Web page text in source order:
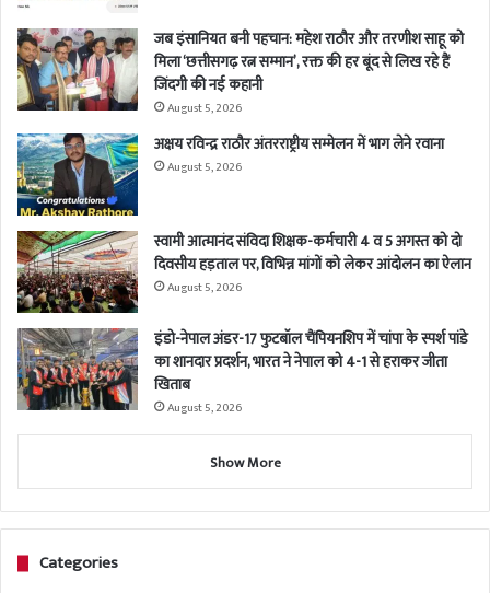
जब इंसानियत बनी पहचान: महेश राठौर और तरणीश साहू को
मिला ‘छत्तीसगढ़ रत्न सम्मान’, रक्त की हर बूंद से लिख रहे हैं
जिंदगी की नई कहानी
August 5, 2026
अक्षय रविन्द्र राठौर अंतरराष्ट्रीय सम्मेलन में भाग लेने रवाना
August 5, 2026
स्वामी आत्मानंद संविदा शिक्षक-कर्मचारी 4 व 5 अगस्त को दो
दिवसीय हड़ताल पर, विभिन्न मांगों को लेकर आंदोलन का ऐलान
August 5, 2026
इंडो-नेपाल अंडर-17 फुटबॉल चैंपियनशिप में चांपा के स्पर्श पांडे
का शानदार प्रदर्शन, भारत ने नेपाल को 4-1 से हराकर जीता
खिताब
August 5, 2026
Show More
Categories